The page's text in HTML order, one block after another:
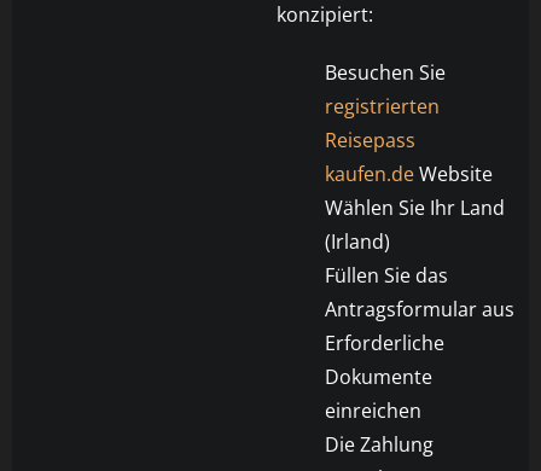
konzipiert:
Besuchen Sie
registrierten
Reisepass
kaufen.deWebsite
Wählen Sie Ihr Land
(Irland)
Füllen Sie das
Antragsformular aus
Erforderliche
Dokumente
einreichen
Die Zahlung